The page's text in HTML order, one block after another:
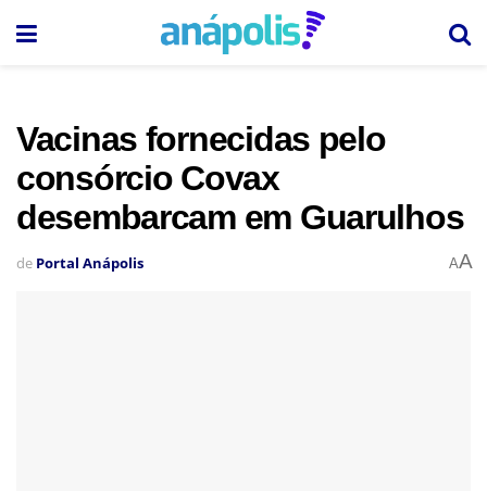
Vacinas fornecidas pelo
consórcio Covax
desembarcam em Guarulhos
de Portal Anápolis AA